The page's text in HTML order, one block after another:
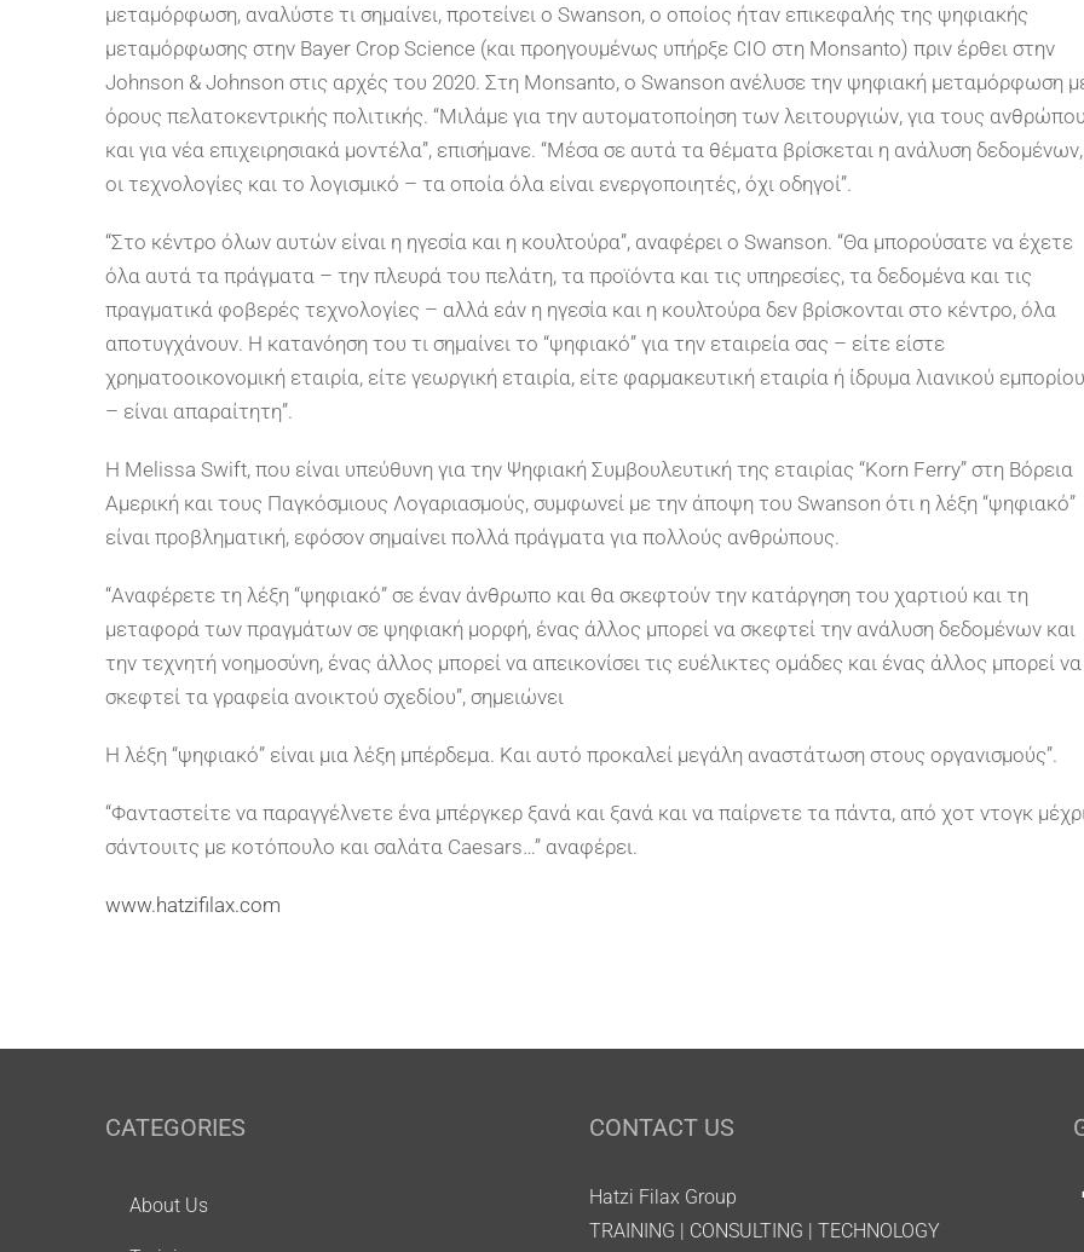
μεταμόρφωση, αναλύστε τι σημαίνει, προτείνει ο Swanson, ο οποίος ήταν επικεφαλής της ψηφιακής
μεταμόρφωσης στην Bayer Crop Science (και προηγουμένως υπήρξε CIO στη Monsanto) πριν έρθει στην
Johnson & Johnson στις αρχές του 2020. Στη Monsanto, ο Swanson ανέλυσε την ψηφιακή μεταμόρφωση
όρους πελατοκεντρικής πολιτικής. “Μιλάμε για την αυτοματοποίηση των λειτουργιών, για τους
και για νέα επιχειρησιακά μοντέλα”, επισήμανε. “Μέσα σε αυτά τα θέματα βρίσκεται η ανάλυση δεδομένων,
οι τεχνολογίες και το λογισμικό – τα οποία όλα είναι ενεργοποιητές, όχι οδηγοί”.
“Στο κέντρο όλων αυτών είναι η ηγεσία και η κουλτούρα”, αναφέρει ο Swanson. “Θα μπορούσατε να έχετε
όλα αυτά τα πράγματα – την πλευρά του πελάτη, τα προϊόντα και τις υπηρεσίες, τα δεδομένα και τις
πραγματικά φοβερές τεχνολογίες – αλλά εάν η ηγεσία και η κουλτούρα δεν βρίσκονται στο κέντρο, όλα
αποτυγχάνουν. Η κατανόηση του τι σημαίνει το “ψηφιακό” για την εταιρεία σας – είτε είστε
χρηματοοικονομική εταιρία, είτε γεωργική εταιρία, είτε φαρμακευτική εταιρία ή ίδρυμα λιανικού εμπορίου
– είναι απαραίτητη”.
Η Melissa Swift, που είναι υπεύθυνη για την Ψηφιακή Συμβουλευτική της εταιρίας “Korn Ferry” στη Βόρεια
Αμερική και τους Παγκόσμιους Λογαριασμούς, συμφωνεί με την άποψη του Swanson ότι η λέξη “ψηφιακό”
είναι προβληματική, εφόσον σημαίνει πολλά πράγματα για πολλούς ανθρώπους.
“Αναφέρετε τη λέξη “ψηφιακό” σε έναν άνθρωπο και θα σκεφτούν την κατάργηση του χαρτιού και τη
μεταφορά των πραγμάτων σε ψηφιακή μορφή, ένας άλλος μπορεί να σκεφτεί την ανάλυση δεδομένων και
την τεχνητή νοημοσύνη, ένας άλλος μπορεί να απεικονίσει τις ευέλικτες ομάδες και ένας άλλος μπορεί να
σκεφτεί τα γραφεία ανοικτού σχεδίου”, σημειώνει
Η λέξη “ψηφιακό” είναι μια λέξη μπέρδεμα. Και αυτό προκαλεί μεγάλη αναστάτωση στους οργανισμούς”.
“Φανταστείτε να παραγγέλνετε ένα μπέργκερ ξανά και ξανά και να παίρνετε τα πάντα, από χοτ ντογκ
σάντουιτς με κοτόπουλο και σαλάτα Caesars…” αναφέρει.
www.hatzifilax.com
CATEGORIES
About Us
CONTACT US
Hatzi Filax Group
TRAINING | CONSULTING | TECHNOLOGY